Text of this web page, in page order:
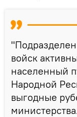
войск
населенный
Народной
выгодные